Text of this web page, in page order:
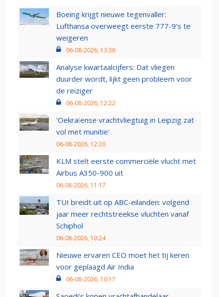
Boeing krijgt nieuwe tegenvaller:
Lufthansa overweegt eerste 777-9’s te
weigeren
06-08-2026, 13:36
Analyse kwartaalcijfers: Dat vliegen
duurder wordt, lijkt geen probleem voor
de reiziger
06-08-2026, 12:22
'Oekraïense vrachtvliegtuig in Leipzig zat
vol met munitie'
06-08-2026, 12:20
KLM stelt eerste commerciële vlucht met
Airbus A350-900 uit
06-08-2026, 11:17
TUI breidt uit op ABC-eilanden: volgend
jaar meer rechtstreekse vluchten vanaf
Schiphol
06-08-2026, 10:24
Nieuwe ervaren CEO moet het tij keren
voor geplaagd Air India
06-08-2026, 10:17